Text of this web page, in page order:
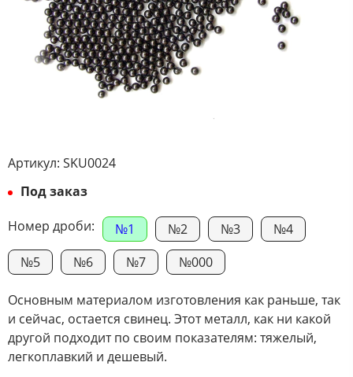
Артикул: SKU0024
Под заказ
Номер дроби:
№1 №2 №3
№4
№5
№6 №7 №000
Основным материалом изготовления как раньше, так
и сейчас, остается свинец. Этот металл, как ни какой
другой подходит по своим показателям: тяжелый,
легкоплавкий и дешевый.